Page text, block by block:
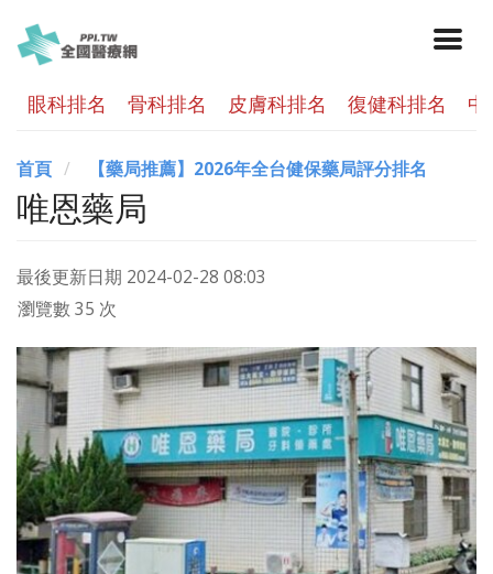
眼科排名 骨科排名 皮膚科排名 復健科排名
首頁 【藥局推薦】2026年全台健保藥局評分排名
唯恩藥局
最後更新日期 2024-02-28 08:03
瀏覽數 35 次